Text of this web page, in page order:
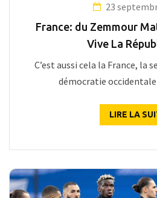
23
France: du Zemmour
Vive La
C’est aussi cela la France, la
démocratie occidentale
LIRE LA